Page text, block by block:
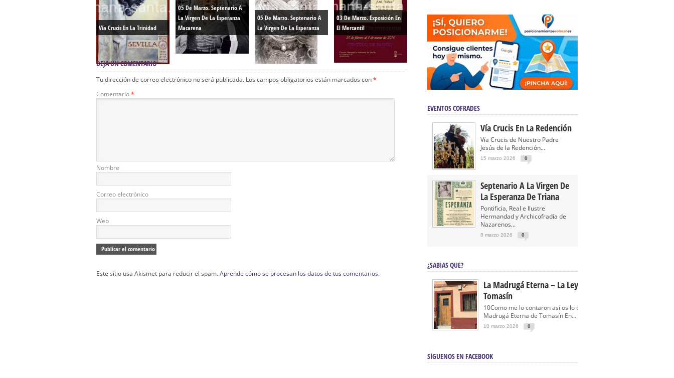
Vía Crucis En La Trinidad
05 De Marzo. Septenario A
La Virgen De La Esperanza
Macarena
05 De Marzo. Septenario A
La Virgen De La Esperanza
03 De Marzo. Exposición En
El Mercantil
DEJA UN COMENTARIO
Tu dirección de correo electrónico no será publicada. Los campos obligatorios están marcados con*
Comentario*
Nombre
Correo electrónico
Web
Este sitio usa Akismet para reducir el spam.Aprende cómo se procesan los datos de tus comentarios.
EVENTOS COFRADES
Vía Crucis En La Redención
Vía Crucis de Nuestro Padre
Jesús de la Redención...
15 marzo 2026 0
Septenario A La Virgen De
La Esperanza De Triana
Pontificia, Real e Ilustre
Hermandad y Archicofradía de
Nazarenos...
8 marzo 2026 0
¿SABÍAS QUÉ?
La Madrugá Eterna – La Leyenda De
Tomasín
10Como me lo contaron así os lo cuento… La
Madrugá Eterna de Tomasín En...
10 marzo 2026 0
SÍGUENOS EN FACEBOOK